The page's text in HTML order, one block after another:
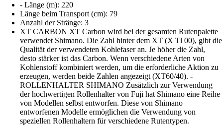
- Länge (m): 220
Länge beim Transport (cm): 79
Anzahl der Stränge: 3
XT CARBON XT Carbon wird bei der gesamten Rutenpalette
verwendet Shimano. Die Zahl hinter dem XT (X Tl 00), gibt die
Qualität der verwendeten Kohlefaser an. Je höher die Zahl,
desto stärker ist das Carbon. Wenn verschiedene Arten von
Kohlenstoff kombiniert werden, um die erforderliche Aktion zu
erzeugen, werden beide Zahlen angezeigt (XT60/40). -
ROLLENHALTER SHIMANO Zusätzlich zur Verwendung
der hochwertigen Rollenhalter von Fuji hat Shimano eine Reihe
von Modellen selbst entworfen. Diese von Shimano
entworfenen Modelle ermöglichen die Verwendung von
speziellen Rollenhaltern für verschiedene Rutentypen.